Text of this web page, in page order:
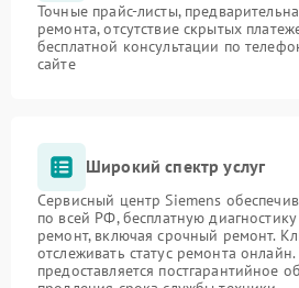
Точные прайс-листы,
ремонта, отсутствие скрытых
бесплатной консультации по
сайте
Широкий спектр услуг
Сервисный центр Siemens
по всей РФ, бесплатную
ремонт, включая срочный ремонт.
отслеживать статус ремонта
предоставляется постгарантийное